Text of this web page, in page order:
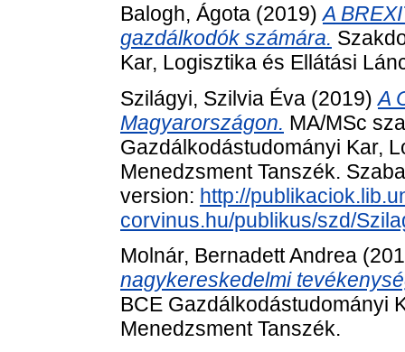
Balogh, Ágota (2019)A
gazdálkodók számára.
Kar, Logisztika és Ellátási
Szilágyi, Szilvia Éva (2019)A
Magyarországon. MA/MSc
Gazdálkodástudományi Kar,
Menedzsment Tanszék.
version: http://
corvinus.hu/publikus/szd/
Molnár, Bernadett Andrea
nagykereskedelmi
BCE Gazdálkodástudományi
Menedzsment Tanszék.